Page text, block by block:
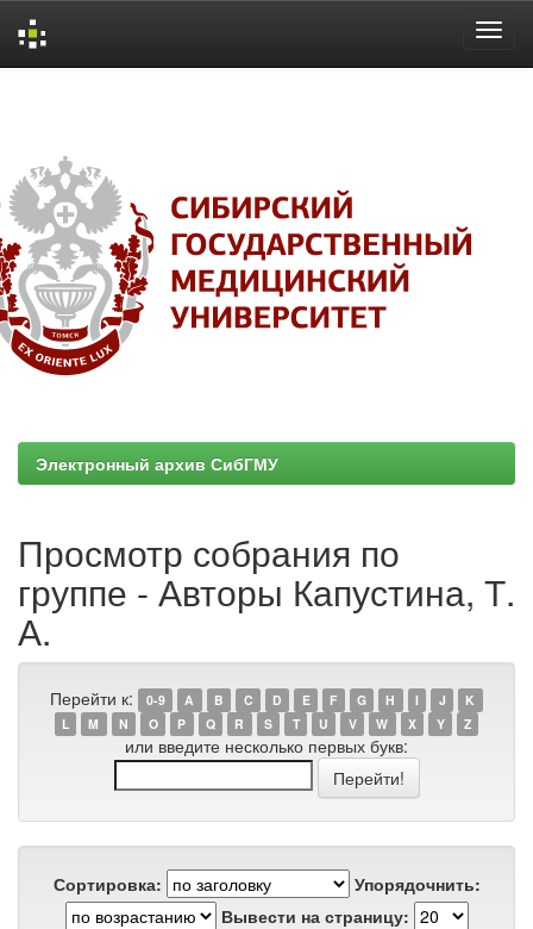
Электронный архив СибГМУ
Просмотр собрания по
группе - Авторы Капустина, Т.
А.
Перейти к: 0-9 A B C D E F G H I J
K
L
M N O P Q R S T U V W X Y Z
или введите несколько первых букв:
Сортировка:
Упорядочнить:
Вывести на страницу: